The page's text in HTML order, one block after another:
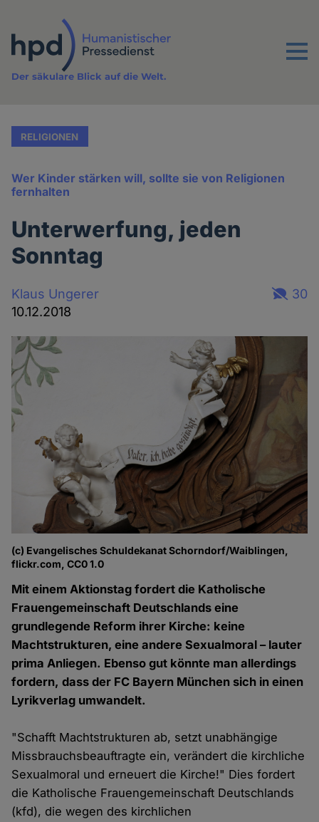
Inhalt
Menu
Der säkulare Blick auf die Welt.
RELIGIONEN
Wer Kinder stärken will, sollte sie von Religionen
fernhalten
Unterwerfung, jeden
Sonntag
Klaus Ungerer
10.12.2018
30
(c) Evangelisches Schuldekanat Schorndorf/Waiblingen,
flickr.com, CC0 1.0
Mit einem Aktionstag fordert die Katholische
Frauengemeinschaft Deutschlands eine
grundlegende Reform ihrer Kirche: keine
Machtstrukturen, eine andere Sexualmoral – lauter
prima Anliegen. Ebenso gut könnte man allerdings
fordern, dass der FC Bayern München sich in einen
Lyrikverlag umwandelt.
"Schafft Machtstrukturen ab, setzt unabhängige
Missbrauchsbeauftragte ein, verändert die kirchliche
Sexualmoral und erneuert die Kirche!" Dies fordert
die Katholische Frauengemeinschaft Deutschlands
(kfd), die wegen des kirchlichen